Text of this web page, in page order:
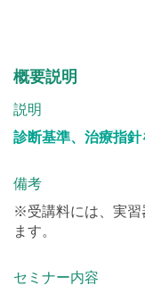
概要説明
説明
診断基準、治療指
備考
※受講料には、実習
ます。
セミナー内容